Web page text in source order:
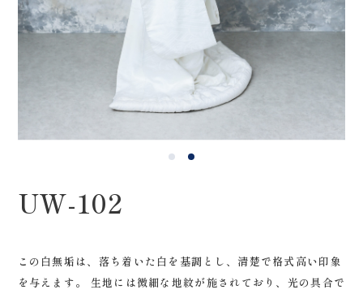
〒963-8041
福島県郡山市富田町権現林9−１
0120-05-7536
Time.10:30 - 18:00（年中無休）
UW-102
この白無垢は、落ち着いた白を基調とし、清楚で格式高い印象
を与えます。 生地には微細な地紋が施されており、光の具合で